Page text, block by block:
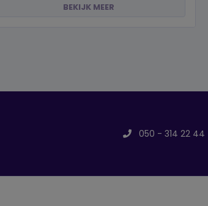
BEKIJK MEER
050 - 314 22 44